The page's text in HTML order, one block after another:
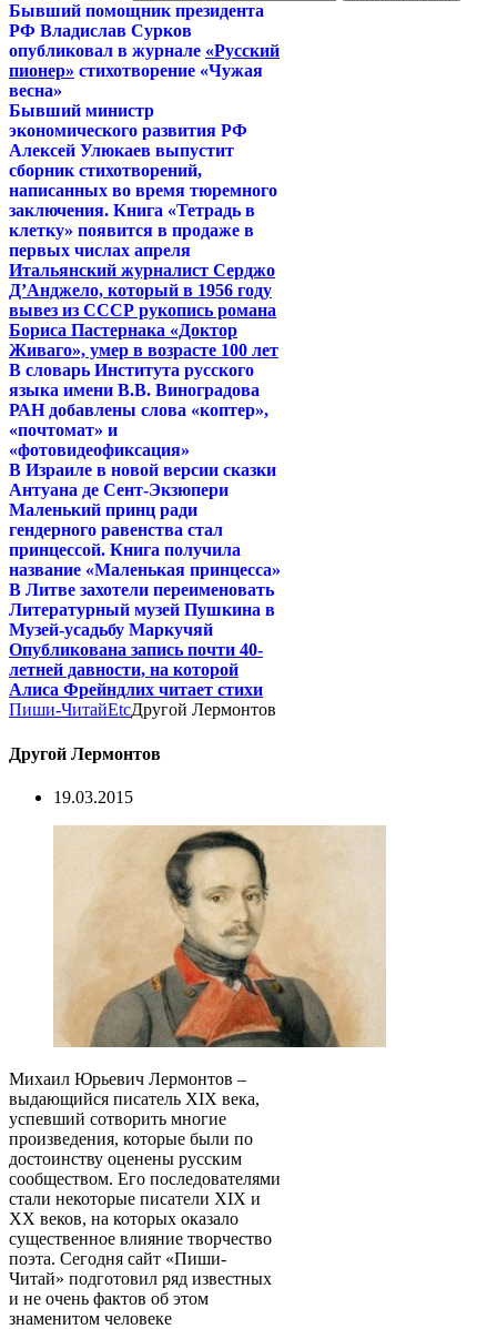
Бывший помощник президента
РФ Владислав Сурков
опубликовал в журнале «Русский
пионер» стихотворение «Чужая
весна»
Бывший министр
экономического развития РФ
Алексей Улюкаев выпустит
сборник стихотворений,
написанных во время тюремного
заключения. Книга «Тетрадь в
клетку» появится в продаже в
первых числах апреля
Итальянский журналист Серджо
Д’Анджело, который в 1956 году
вывез из СССР рукопись романа
Бориса Пастернака «Доктор
Живаго», умер в возрасте 100 лет
В словарь Института русского
языка имени В.В. Виноградова
РАН добавлены слова «коптер»,
«почтомат» и
«фотовидеофиксация»
В Израиле в новой версии сказки
Антуана де Сент-Экзюпери
Маленький принц ради
гендерного равенства стал
принцессой. Книга получила
название «Маленькая принцесса»
В Литве захотели переименовать
Литературный музей Пушкина в
Музей-усадьбу Маркучяй
Опубликована запись почти 40-
летней давности, на которой
Алиса Фрейндлих читает стихи
Пиши-ЧитайEtcДругой Лермонтов
Другой Лермонтов
19.03.2015
Михаил Юрьевич Лермонтов –
выдающийся писатель XIX века,
успевший сотворить многие
произведения, которые были по
достоинству оценены русским
сообществом. Его последователями
стали некоторые писатели XIX и
XX веков, на которых оказало
существенное влияние творчество
поэта. Сегодня сайт «Пиши-
Читай» подготовил ряд известных
и не очень фактов об этом
знаменитом человеке